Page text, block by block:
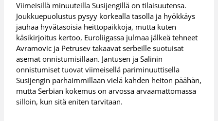
Viimeisillä minuuteilla Susijengillä on tilaisuutensa.
Joukkuepuolustus pysyy korkealla tasolla ja hyökkäys
jauhaa hyvätasoisia heittopaikkoja, mutta kuten
käsikirjoitus kertoo, Euroliigassa julmaa jälkeä tehneet
Avramovic ja Petrusev takaavat serbeille suotuisat
asemat onnistumisillaan. Jantusen ja Salinin
onnistumiset tuovat viimeisellä pariminuuttisella
Susijengin parhaimmillaan vielä kahden heiton päähän,
mutta Serbian kokemus on arvossa arvaamattomassa
silloin, kun sitä eniten tarvitaan.